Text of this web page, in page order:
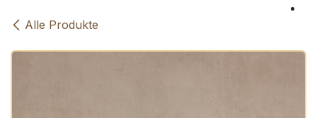
Alle Produkte